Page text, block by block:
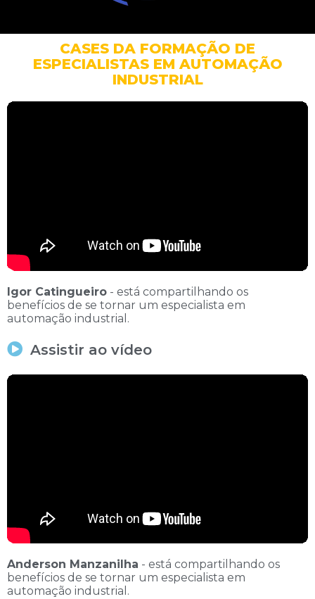
CASES DA FORMAÇÃO DE
ESPECIALISTAS EM AUTOMAÇÃO
INDUSTRIAL
Igor Catingueiro - está compartilhando os
benefícios de se tornar um especialista em
automação industrial.
Assistir ao vídeo
Anderson Manzanilha - está compartilhando os
benefícios de se tornar um especialista em
automação industrial.